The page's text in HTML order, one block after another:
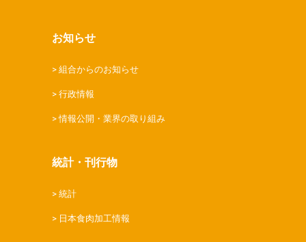
お知らせ
組合からのお知らせ
行政情報
情報公開・業界の取り組み
統計・刊行物
統計
日本食肉加工情報